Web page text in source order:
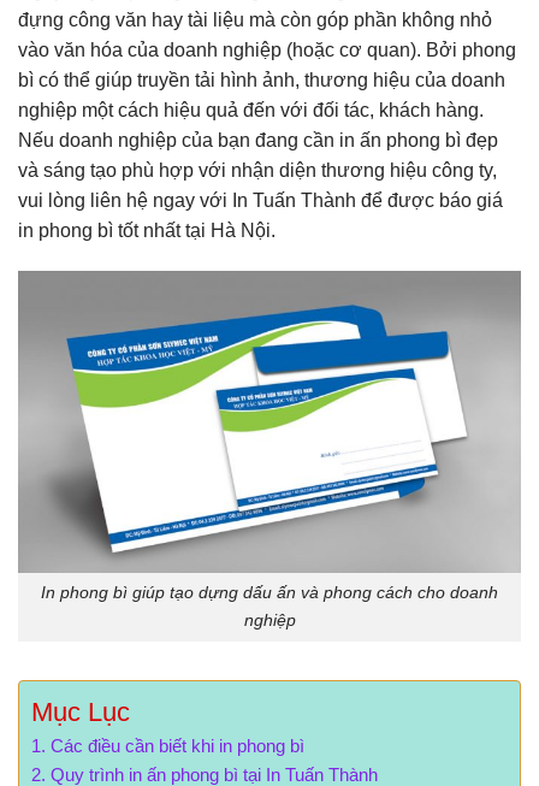
đựng công văn hay tài liệu mà còn góp phần không nhỏ
vào văn hóa của doanh nghiệp (hoặc cơ quan). Bởi phong
bì có thể giúp truyền tải hình ảnh, thương hiệu của doanh
nghiệp một cách hiệu quả đến với đối tác, khách hàng.
Nếu doanh nghiệp của bạn đang cần in ấn phong bì đẹp
và sáng tạo phù hợp với nhận diện thương hiệu công ty,
vui lòng liên hệ ngay với In Tuấn Thành để được báo giá
in phong bì tốt nhất tại Hà Nội.
In phong bì giúp tạo dựng dấu ấn và phong cách cho doanh
nghiệp
Mục Lục
Các điều cần biết khi in phong bì
Quy trình in ấn phong bì tại In Tuấn Thành